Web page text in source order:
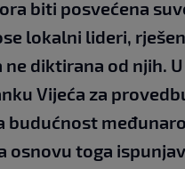
biti posvećena
lokalni lideri,
ne diktirana od njih.
Vijeća za
budućnost
osnovu toga